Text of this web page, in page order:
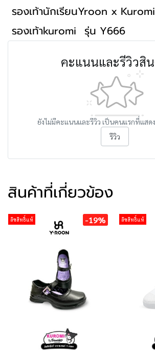
รองเท้านักเรียนYroon x Kuromi
รองเท้าkuromi รุ่น Y666
คะแนนและรีวิวสิ
ยังไม่มีคะแนนและรีวิว เป็นคนแรกที่แสด
รีวิว
สินค้าที่เกี่ยวข้อง
ลิขสิทธิ์แท้ -19% ลิขสิทธิ์แท้